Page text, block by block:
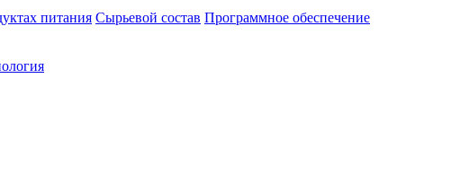
питания Сырьевой состав Программное обеспечение